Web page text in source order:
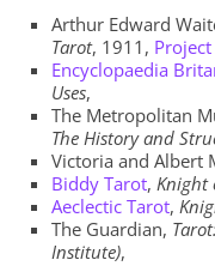
Arthur Edward
Tarot, 1911,
Encyclopaedia
Uses,
The Metropolitan
The History and
Victoria and Albert
Biddy Tarot,Knight
Aeclectic Tarot,
The Guardian,
Institute),